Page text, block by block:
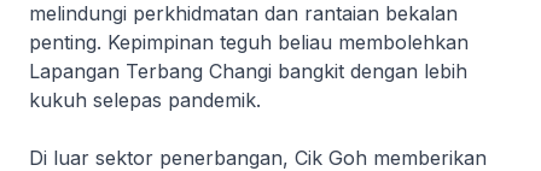
melindungi perkhidmatan dan rantaian bekalan
penting. Kepimpinan teguh beliau membolehkan
Lapangan Terbang Changi bangkit dengan lebih
kukuh selepas pandemik.
Di luar sektor penerbangan, Cik Goh memberikan